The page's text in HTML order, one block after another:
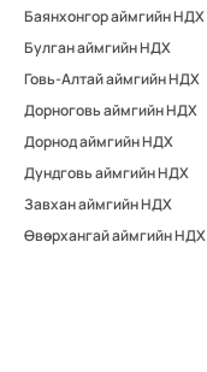
Баянхонгор аймгийн НДХ
Булган аймгийн НДХ
Говь-Алтай аймгийн НДХ
Дорноговь аймгийн НДХ
Дорнод аймгийн НДХ
Дундговь аймгийн НДХ
Завхан аймгийн НДХ
Өвөрхангай аймгийн НДХ